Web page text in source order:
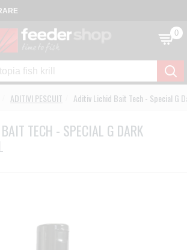
0
ADITIVI PESCUIT Aditiv Lichid Bait Tech - Special G
TECH - SPECIAL G DARK